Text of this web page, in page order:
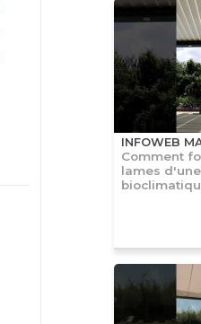
INFOWEB
Comment
lames